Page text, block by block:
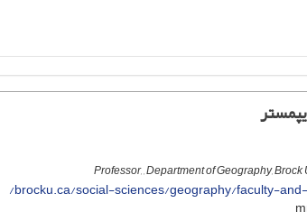
Professor, , Department of Geography,
brocku.ca/social-sciences/geography/faculty-